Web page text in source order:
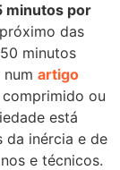
minutos por
das
minutos
artigo
ou
está
da inércia e de
e técnicos.